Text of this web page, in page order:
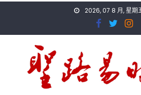
2026, 07 8 月, 星期